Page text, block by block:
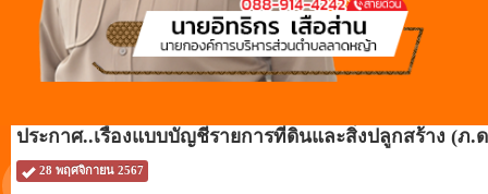
ประกาศ..เรื่องแบบบัญชีรายการที่ดินและสิ่งปลูกสร้าง (ภ.
28 พฤศจิกายน 2567